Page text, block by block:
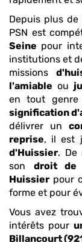
Depuis plus
PSN est
Seine pour
institutions et
missions
l'amiable ou
en tout
signification
délivrer un
reprise, il est
d'Huissier. De
son droit de
Huissier pour
forme et pour
Vous avez
intérêts pour
Billancourt